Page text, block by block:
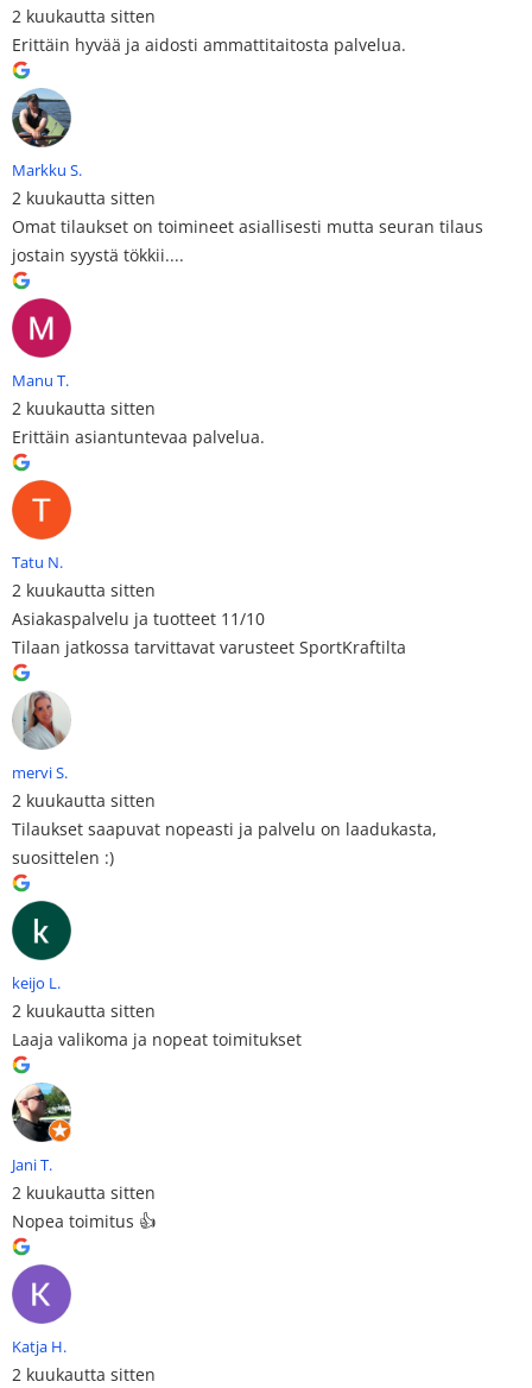
2 kuukautta sitten
Erittäin hyvää ja aidosti ammattitaitosta palvelua.
Markku S.
2 kuukautta sitten
Omat tilaukset on toimineet asiallisesti mutta seuran tilaus
jostain syystä tökkii....
Manu T.
2 kuukautta sitten
Erittäin asiantuntevaa palvelua.
Tatu N.
2 kuukautta sitten
Asiakaspalvelu ja tuotteet 11/10
Tilaan jatkossa tarvittavat varusteet SportKraftilta
mervi S.
2 kuukautta sitten
Tilaukset saapuvat nopeasti ja palvelu on laadukasta,
suosittelen :)
keijo L.
2 kuukautta sitten
Laaja valikoma ja nopeat toimitukset
Jani T.
2 kuukautta sitten
Nopea toimitus 👍
Katja H.
2 kuukautta sitten